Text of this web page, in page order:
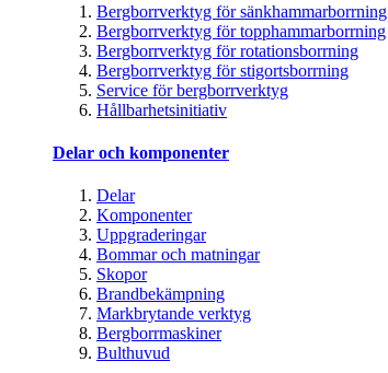
Bergborrverktyg för sänkhammarborrning
Bergborrverktyg för topphammarborrning
Bergborrverktyg för rotationsborrning
Bergborrverktyg för stigortsborrning
Service för bergborrverktyg
Hållbarhetsinitiativ
Delar och komponenter
Delar
Komponenter
Uppgraderingar
Bommar och matningar
Skopor
Brandbekämpning
Markbrytande verktyg
Bergborrmaskiner
Bulthuvud